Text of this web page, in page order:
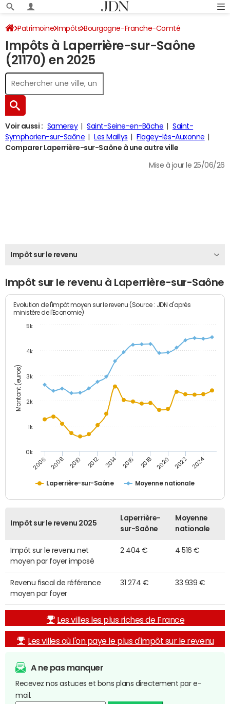
Patrimoine Impôts Bourgogne-Franche-Comté
Côte-d'Or Laperrière-sur-Saône Impôt sur le revenu
Impôts à Laperrière-sur-Saône
(21170) en 2025
Voir aussi : Samerey Saint-Seine-en-Bâche
Saint-
Symphorien-sur-Saône
Les Maillys
Flagey-lès-Auxonne
Comparer Laperrière-sur-Saône à une autre ville
Mise à jour le 25/06/26
Impôt sur le revenu
Impôt sur le revenu à Laperrière-sur-Saône
Montant (euros)
Evolution de l'impôt moyen sur le revenu (Source : JDN d'après
ministère de l'Economie)
Laperrière-sur-Saône Moyenne nationale
2006 2008 2010 2012 2014 2016 2018 2020 2022 2024
0k
1k
2k
3k
4k
5k
Impôt sur le revenu 2025
Laperrière-
sur-Saône
Moyenne
nationale
Impôt sur le revenu net
moyen par foyer imposé
2 404 € 4 516 €
Revenu fiscal de référence
moyen par foyer
31 274 € 33 939 €
Les villes les plus riches de France
Les villes où l'on paye le plus d'impôt sur le revenu
A ne pas manquer
Recevez nos astuces et bons plans directement par e-
mail.